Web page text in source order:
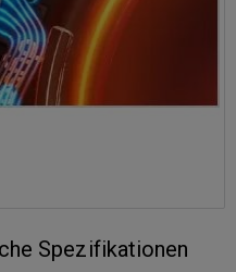
Spezifikationen